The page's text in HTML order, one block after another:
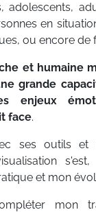
adolescents,
en
ou encore de
et humaine
grande
enjeux
face.
ses outils et
et mon
mon